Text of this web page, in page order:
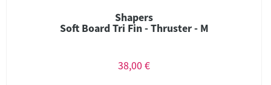
Shapers
Soft Board Tri Fin - Thruster - M
38,00 €